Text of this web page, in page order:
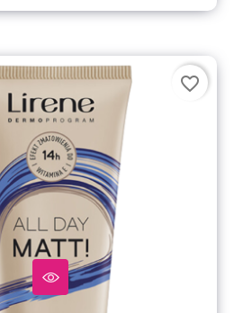
favorite_border